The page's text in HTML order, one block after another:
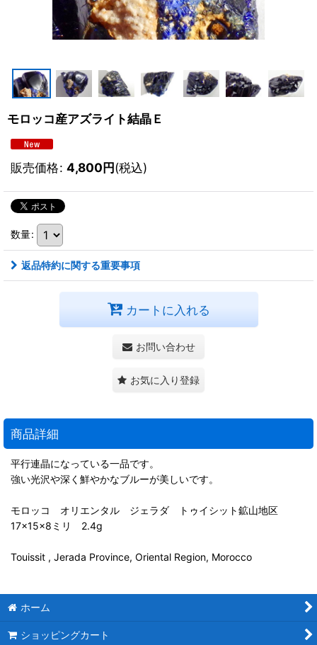
モロッコ産アズライト結晶Ｅ
販売価格: 4,800円(税込)
数量:
返品特約に関する重要事項
カートに入れる
お問い合わせ
お気に入り登録
商品詳細
平行連晶になっている一品です。
強い光沢や深く鮮やかなブルーが美しいです。
モロッコ オリエンタル ジェラダ トゥイシット鉱山地区
17×15×8ミリ 2.4g
Touissit , Jerada Province, Oriental Region, Morocco
ホーム
ショッピングカート